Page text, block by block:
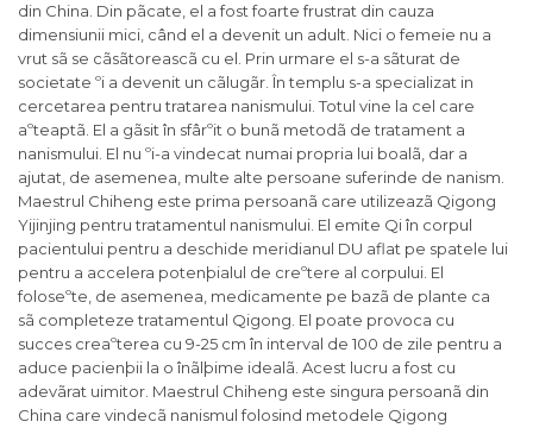
din China. Din pãcate, el a fost foarte frustrat din cauza
dimensiunii mici, când el a devenit un adult. Nici o femeie nu a
vrut sã se cãsãtoreascã cu el. Prin urmare el s-a sãturat de
societate ºi a devenit un cãlugãr. În templu s-a specializat in
cercetarea pentru tratarea nanismului. Totul vine la cel care
aºteaptã. El a gãsit în sfârºit o bunã metodã de tratament a
nanismului. El nu ºi-a vindecat numai propria lui boalã, dar a
ajutat, de asemenea, multe alte persoane suferinde de nanism.
Maestrul Chiheng este prima persoanã care utilizeazã Qigong
Yijinjing pentru tratamentul nanismului. El emite Qi în corpul
pacientului pentru a deschide meridianul DU aflat pe spatele lui
pentru a accelera potenþialul de creºtere al corpului. El
foloseºte, de asemenea, medicamente pe bazã de plante ca
sã completeze tratamentul Qigong. El poate provoca cu
succes creaºterea cu 9-25 cm în interval de 100 de zile pentru a
aduce pacienþii la o înãlþime idealã. Acest lucru a fost cu
adevãrat uimitor. Maestrul Chiheng este singura persoanã din
China care vindecã nanismul folosind metodele Qigong